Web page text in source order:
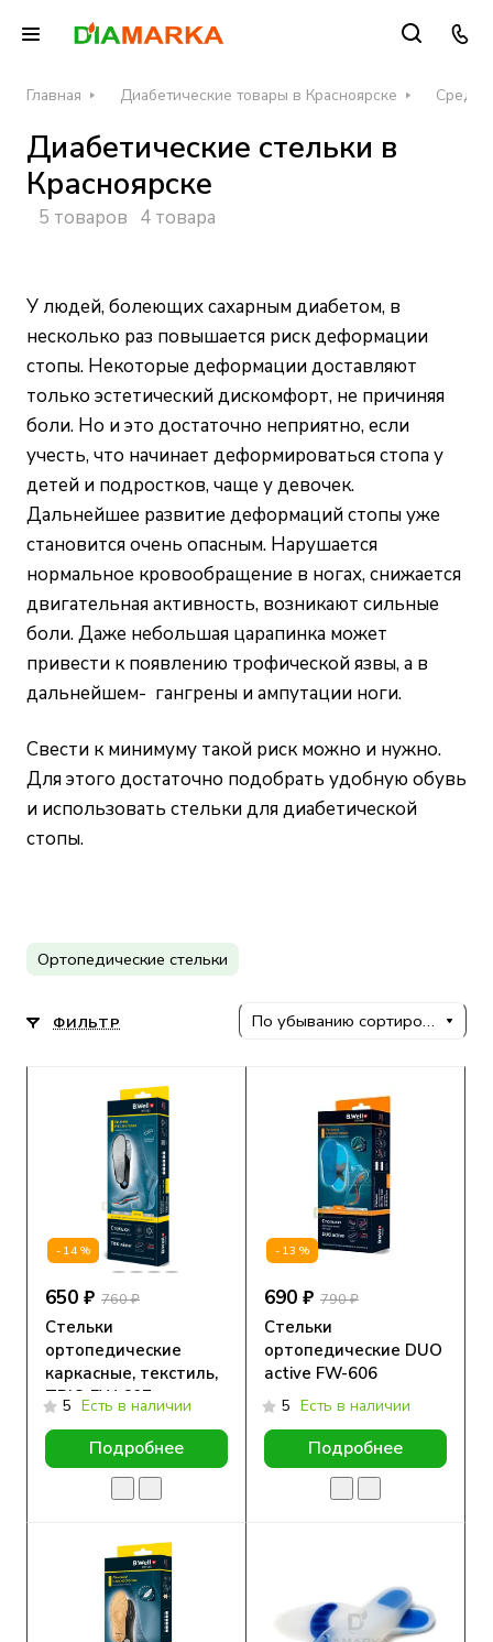
Главная Диабетические товары в Красноярске
Диабетические стельки в
Красноярске
5 товаров 4 товара
У людей, болеющих сахарным диабетом, в
несколько раз повышается риск деформации
стопы. Некоторые деформации доставляют
только эстетический дискомфорт, не причиняя
боли. Но и это достаточно неприятно, если
учесть, что начинает деформироваться стопа у
детей и подростков, чаще у девочек.
Дальнейшее развитие деформаций стопы уже
становится очень опасным. Нарушается
нормальное кровообращение в ногах, снижается
двигательная активность, возникают сильные
боли. Даже небольшая царапинка может
привести к появлению трофической язвы, а в
дальнейшем- гангрены и ампутации ноги.
Свести к минимуму такой риск можно и нужно.
Для этого достаточно подобрать удобную обувь
и использовать стельки для диабетической
стопы.
Ортопедические стельки
ФИЛЬТР По убыванию сортировки
-14%
650 ₽ 760 ₽
Стельки
ортопедические
каркасные, текстиль,
TRIO FW-607
5 Есть в наличии
Подробнее
-13%
690 ₽ 790 ₽
Стельки
ортопедические DUO
active FW-606
5 Есть в наличии
Подробнее